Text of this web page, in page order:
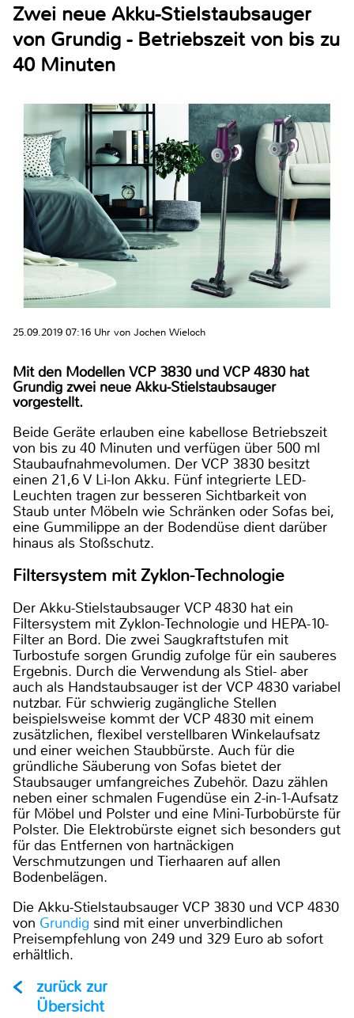
Zwei neue Akku-Stielstaubsauger
von Grundig - Betriebszeit von bis zu
40 Minuten
25.09.2019 07:16 Uhr von Jochen Wieloch
Mit den Modellen VCP 3830 und VCP 4830 hat
Grundig zwei neue Akku-Stielstaubsauger
vorgestellt.
Beide Geräte erlauben eine kabellose Betriebszeit
von bis zu 40 Minuten und verfügen über 500 ml
Staubaufnahmevolumen. Der VCP 3830 besitzt
einen 21,6 V Li-Ion Akku. Fünf integrierte LED-
Leuchten tragen zur besseren Sichtbarkeit von
Staub unter Möbeln wie Schränken oder Sofas bei,
eine Gummilippe an der Bodendüse dient darüber
hinaus als Stoßschutz.
Filtersystem mit Zyklon-Technologie
Der Akku-Stielstaubsauger VCP 4830 hat ein
Filtersystem mit Zyklon-Technologie und HEPA-10-
Filter an Bord. Die zwei Saugkraftstufen mit
Turbostufe sorgen Grundig zufolge für ein sauberes
Ergebnis. Durch die Verwendung als Stiel- aber
auch als Handstaubsauger ist der VCP 4830 variabel
nutzbar. Für schwierig zugängliche Stellen
beispielsweise kommt der VCP 4830 mit einem
zusätzlichen, flexibel verstellbaren Winkelaufsatz
und einer weichen Staubbürste. Auch für die
gründliche Säuberung von Sofas bietet der
Staubsauger umfangreiches Zubehör. Dazu zählen
neben einer schmalen Fugendüse ein 2-in-1-Aufsatz
für Möbel und Polster und eine Mini-Turbobürste für
Polster. Die Elektrobürste eignet sich besonders gut
für das Entfernen von hartnäckigen
Verschmutzungen und Tierhaaren auf allen
Bodenbelägen.
Die Akku-Stielstaubsauger VCP 3830 und VCP 4830
von Grundig sind mit einer unverbindlichen
Preisempfehlung von 249 und 329 Euro ab sofort
erhältlich.
zurück zur
Übersicht